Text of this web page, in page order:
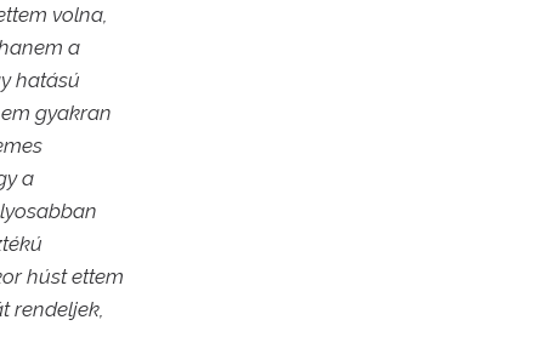
volna,
a
hatású
gyakran
a
húst ettem
rendeljek,